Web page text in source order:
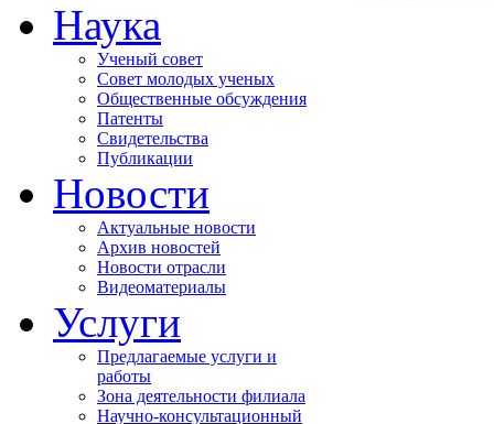
Наука
Ученый совет
Совет молодых ученых
Общественные обсуждения
Патенты
Свидетельства
Публикации
Новости
Актуальные новости
Архив новостей
Новости отрасли
Видеоматериалы
Услуги
Предлагаемые услуги и
работы
Зона деятельности филиала
Научно-консультационный